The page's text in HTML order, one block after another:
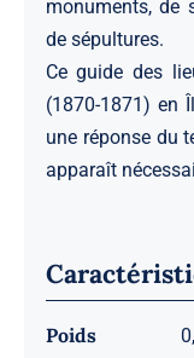
monuments, de
de sépultures.
Ce guide des
(1870-1871) en
une réponse du
apparaît
Poids